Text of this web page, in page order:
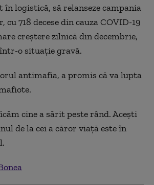
logistică, să relanseze campania
cu 718 decese din cauza COVID-19
creștere zilnică din decembrie,
o situație gravă.
antimafia, a promis că va lupta
cine a sărit peste rând. Acești
de la cei a căror viață este în